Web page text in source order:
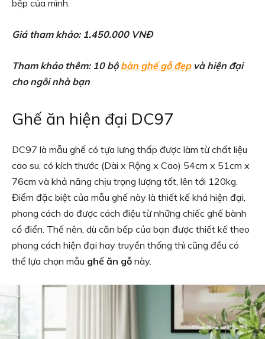
bếp của mình.
Giá tham khảo: 1.450.000 VNĐ
Tham khảo thêm: 10 bộ bàn ghế gỗ đẹpvà hiện đại
cho ngôi nhà bạn
Ghế ăn hiện đại DC97
DC97 là mẫu ghế có tựa lưng thấp được làm từ chất liệu
cao su, có kích thước (Dài x Rộng x Cao) 54cm x 51cm x
76cm và khả năng chịu trọng lượng tốt, lên tới 120kg.
Điểm đặc biệt của mẫu ghế này là thiết kế khá hiện đại,
phong cách do được cách điệu từ những chiếc ghế bành
cổ điển. Thế nên, dù căn bếp của bạn được thiết kế theo
phong cách hiện đại hay truyền thống thì cũng đều có
thể lựa chọn mẫu ghế ăn gỗ này.